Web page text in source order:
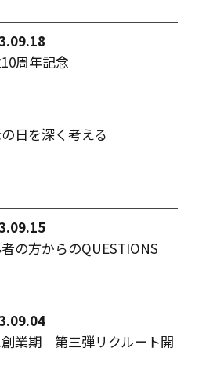
周年記念
日を深く考える
の方からのQUESTIONS
業期 第三弾リクルート開